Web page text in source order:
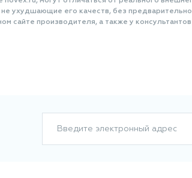
его
от
спрей-
заметно
появляется
ухудшающие его качеств, без
сайте производителя, а также у
Введите электронный адрес